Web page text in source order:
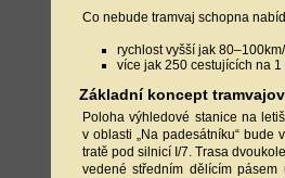
Co nebude tramvaj schopna
rychlost vyšší jak
více jak 250 cestujících na 1
Základní koncept
Poloha výhledové stanice na
v oblasti „Na padesátníku“ bude
tratě pod silnicí I/7. Trasa
vedené středním dělícím